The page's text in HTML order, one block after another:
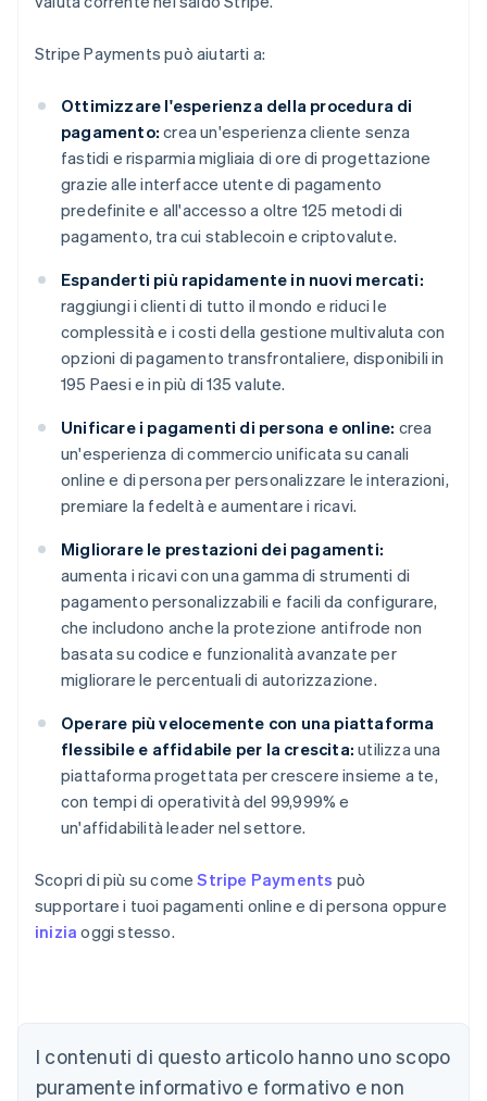
Stripe Payments può aiutarti a:
Ottimizzare l'esperienza della procedura di
pagamento: crea un'esperienza cliente senza
fastidi e risparmia migliaia di ore di progettazione
grazie alle interfacce utente di pagamento
predefinite e all'accesso a oltre 125 metodi di
pagamento, tra cui stablecoin e criptovalute.
Espanderti più rapidamente in nuovi mercati:
raggiungi i clienti di tutto il mondo e riduci le
complessità e i costi della gestione multivaluta con
opzioni di pagamento transfrontaliere, disponibili in
195 Paesi e in più di 135 valute.
Unificare i pagamenti di persona e online: crea
un'esperienza di commercio unificata su canali
online e di persona per personalizzare le interazioni,
premiare la fedeltà e aumentare i ricavi.
Migliorare le prestazioni dei pagamenti:
aumenta i ricavi con una gamma di strumenti di
pagamento personalizzabili e facili da configurare,
che includono anche la protezione antifrode non
basata su codice e funzionalità avanzate per
migliorare le percentuali di autorizzazione.
Operare più velocemente con una piattaforma
flessibile e affidabile per la crescita: utilizza una
piattaforma progettata per crescere insieme a te,
con tempi di operatività del 99,999% e
un'affidabilità leader nel settore.
Scopri di più su comeStripe Payments può
supportare i tuoi pagamenti online e di persona oppure
inizia oggi stesso.
I contenuti di questo articolo hanno uno scopo
puramente informativo e formativo e non
Australia